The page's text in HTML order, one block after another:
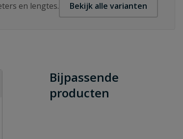
en lengtes. Bekijk alle varianten
Bijpassende
producten